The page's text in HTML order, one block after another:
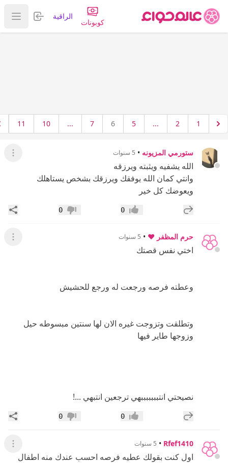
كوبونات
الراقية تسجيل
عرض
1
2
...
5
6
7
...
10
11
ستورمي المزيونه • 5 سنوات عرض
الله يشفيه ويثبته ويرزقه
وانتي كمان الله يوفقك ويرزقك بشخص يستاهلك
ويعوضك كل خير
إضافة رد جديد إعجاب0 عدم إعجاب
0
حرم المظفر ♥️ • 5 سنوات عرض
اختي نفس قصتك
وعطته فرصه ورجعت له ورجع للحشيش
وتطلقت وتزوجت غيره الان لها سنتين مبسوطه حيل
وزوجها طاير فيها
نصيحتي انتبببببببهي ترجعين انتبهي ...!
إضافة رد جديد إعجاب0 عدم إعجاب
0
Rfef1410
• 5 سنوات عرض
اول كنت بقولك عطيه فرصه احسب عندك منه اطفال